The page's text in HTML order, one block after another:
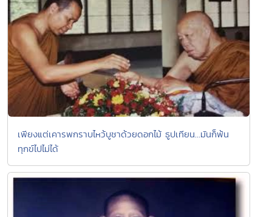
เพียงแต่เคารพกราบไหว้บูชาด้วยดอกไม้ ธูปเทียน...มันก็พ้น
ทุกข์ไปไม่ได้